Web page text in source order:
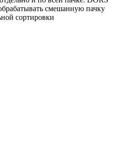
смешанную пачку
сортировки